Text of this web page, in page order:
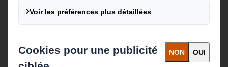
Contact